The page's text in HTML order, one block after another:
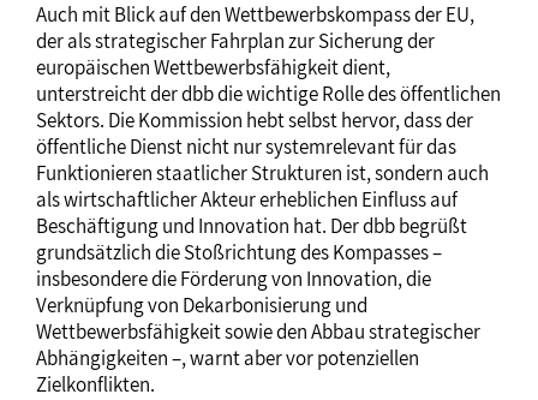
Auch mit Blick auf den Wettbewerbskompass der EU,
der als strategischer Fahrplan zur Sicherung der
europäischen Wettbewerbsfähigkeit dient,
unterstreicht der dbb die wichtige Rolle des öffentlichen
Sektors. Die Kommission hebt selbst hervor, dass der
öffentliche Dienst nicht nur systemrelevant für das
Funktionieren staatlicher Strukturen ist, sondern auch
als wirtschaftlicher Akteur erheblichen Einfluss auf
Beschäftigung und Innovation hat. Der dbb begrüßt
grundsätzlich die Stoßrichtung des Kompasses –
insbesondere die Förderung von Innovation, die
Verknüpfung von Dekarbonisierung und
Wettbewerbsfähigkeit sowie den Abbau strategischer
Abhängigkeiten –, warnt aber vor potenziellen
Zielkonflikten.